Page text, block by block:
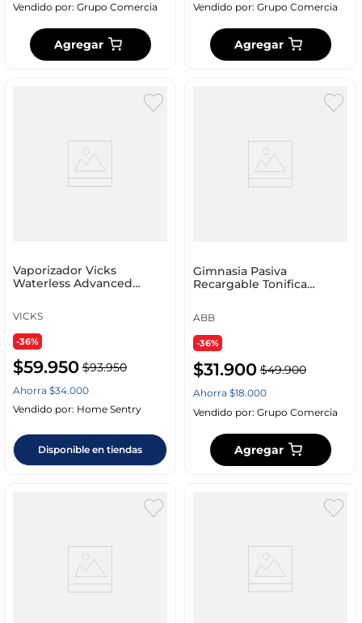
Vendido por: Grupo Comercia
Agregar
Vendido por: Grupo Comercia
Agregar
Vaporizador Vicks
Waterless Advanced
V
VICKS
-36%
$59.950 $93.950
Ahorra $34.000
Vendido por: Home Sentry
Disponible en tiendas
Gimnasia Pasiva
Recargable Tonifica
ABB
-36%
$31.900 $49.900
Ahorra $18.000
Vendido por: Grupo Comercia
Agregar